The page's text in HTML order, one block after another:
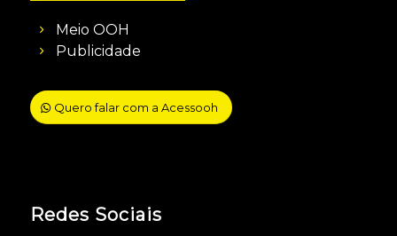
Meio OOH
Publicidade
Quero falar com a Acessooh
Redes Sociais